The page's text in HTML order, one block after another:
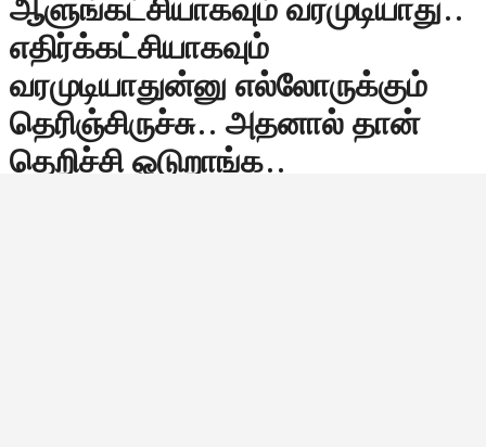
ஆளுங்கட்சியாகவும் வரமுடியாது..
எதிர்க்கட்சியாகவும்
வரமுடியாதுன்னு எல்லோருக்கும்
தெரிஞ்சிருச்சு.. அதனால் தான்
தெறிச்சி ஓடுறாங்க..